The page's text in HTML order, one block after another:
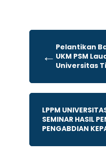
← Pelantikan
UKM PSM
Universitas
LPPM
SEMINAR HASIL
PENGABDIAN
TAHUN 2023